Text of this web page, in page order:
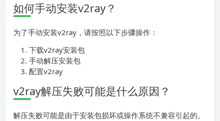
如何手动安装v2ray？
为了手动安装v2ray，请按照以下步骤操作：
下载v2ray安装包
手动解压安装包
配置v2ray
v2ray解压失败可能是什么原因？
解压失败可能是由于安装包损坏或操作系统不兼容引起的。